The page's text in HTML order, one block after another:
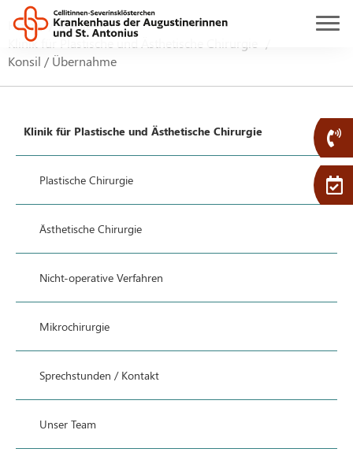
Home
Medizin
Klinik für Plastische und Ästhetische Chirurgie
Konsil / Übernahme
Klinik für Plastische und Ästhetische Chirurgie
Plastische Chirurgie
Ästhetische Chirurgie
Nicht-operative Verfahren
Mikrochirurgie
Sprechstunden / Kontakt
Unser Team